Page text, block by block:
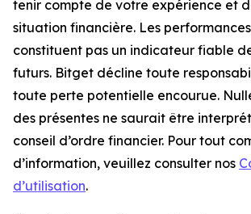
tenir compte de votre expérience et
situation financière. Les
constituent pas un indicateur fiable
futurs. Bitget décline toute
toute perte potentielle encourue.
des présentes ne saurait être
conseil d’ordre financier. Pour tout
d’information, veuillez consulter nos
d’utilisation.